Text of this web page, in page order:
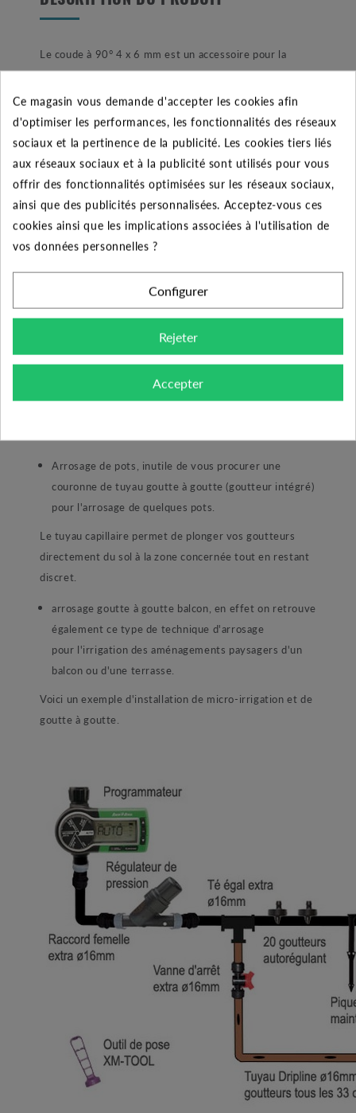
Le coude à 90° 4 x 6 mm est un accessoire pour la
micro irrigation par goutte à goutte. Associé à un tuyau
capillaire ou "tubing" le coude permet la création
d'angles vifs permettant ainsi d'épouser parfaitement la
forme des vos jardinières. Le té dispose de deux
embouts plat et conique épousant parfaitement la
forme du microtube. Aussi, chacun des deux raccords
dispose d'ergot de non retour pour un bon maintien du
tuyau. Ce coude à 90° permet de multiples applications
d'arrosage pour votre potager, jardinière de balcon ou
Principales utilisations de la micro-irrigation:
Arrosage de potager et serre, la possibilité de choisir
le débit des goutteurs offre la possibilité d'apporter
les besoins en eau nécessaire aux plantes cas par cas.
Ici le coude permet une réparation ou encore la création
Arrosage de pots, inutile de vous procurer une
couronne de tuyau goutte à goutte (goutteur intégré)
pour l'arrosage de quelques pots.
Le tuyau capillaire permet de plonger vos goutteurs
directement du sol à la zone concernée tout en restant
discret.
arrosage goutte à goutte balcon, en effet on retrouve
également ce type de technique d'arrosage
pour l'irrigation des aménagements paysagers d'un
balcon ou d'une terrasse.
Voici un exemple d'installation de micro-irrigation et de
goutte à goutte.
Ce magasin vous demande d'accepter les cookies afin
d'optimiser les performances, les fonctionnalités des réseaux
sociaux et la pertinence de la publicité. Les cookies tiers liés
aux réseaux sociaux et à la publicité sont utilisés pour vous
offrir des fonctionnalités optimisées sur les réseaux sociaux,
ainsi que des publicités personnalisées. Acceptez-vous ces
cookies ainsi que les implications associées à l'utilisation de
vos données personnelles ?
Configurer
Rejeter
Accepter